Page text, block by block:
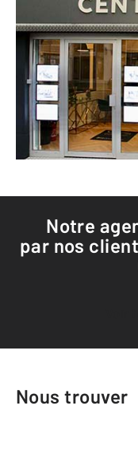
9
Notre
par nos
Nous trouver